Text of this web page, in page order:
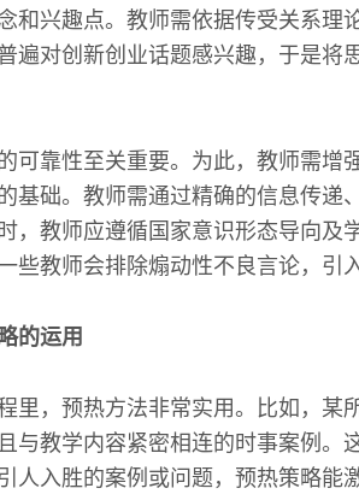
和兴趣点。教师需依据传受关系理
遍对创新创业话题感兴趣，于是将
可靠性至关重要。为此，教师需增
基础。教师需通过精确的信息传递
，教师应遵循国家意识形态导向及
些教师会排除煽动性不良言论，引
的运用
里，预热方法非常实用。比如，某
与教学内容紧密相连的时事案例。
人入胜的案例或问题，预热策略能